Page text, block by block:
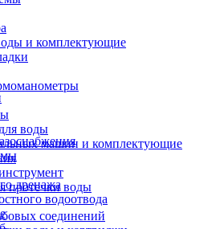
и комплектующие
воды
машин и комплектующие
протечки воды
соединений
дренажа
водоотвода